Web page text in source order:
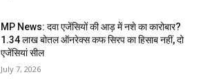
MP News: दवा एजेंसियों की आड़ में नशे का कारोबार?
1.34 लाख बोतल ऑनरेक्स कफ सिरप का हिसाब नहीं, दो
एजेंसियां सील
July 7, 2026